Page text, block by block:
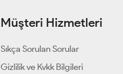
Müşteri Hizmetleri
Sıkça Sorulan Sorular
Gizlilik ve Kvkk Bilgileri